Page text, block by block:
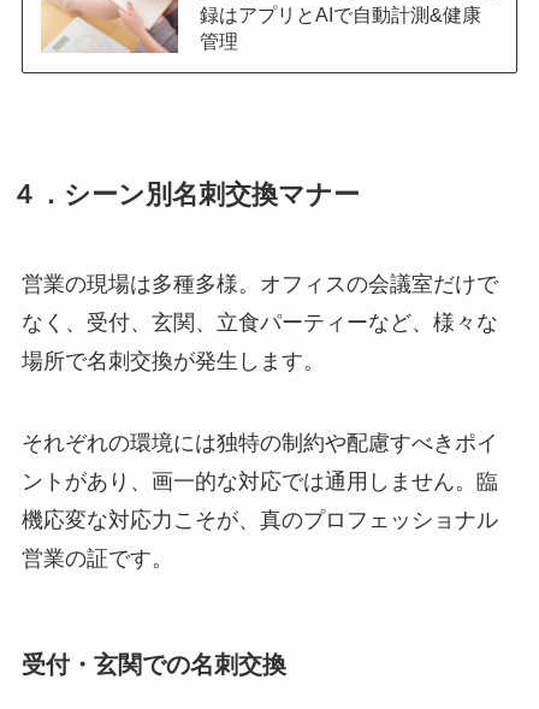
録はアプリとAIで自動計測&健康
管理
４．シーン別名刺交換マナー
営業の現場は多種多様。オフィスの会議室だけで
なく、受付、玄関、立食パーティーなど、様々な
場所で名刺交換が発生します。
それぞれの環境には独特の制約や配慮すべきポイ
ントがあり、画一的な対応では通用しません。臨
機応変な対応力こそが、真のプロフェッショナル
営業の証です。
受付・玄関での名刺交換